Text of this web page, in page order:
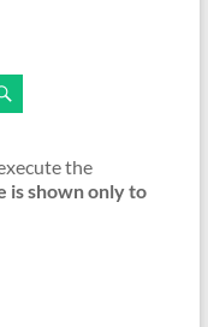
the
is shown only to